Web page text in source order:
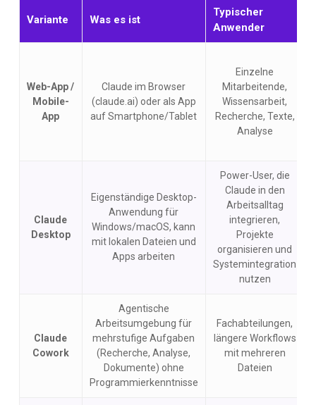
Variante Was es ist
Typischer
Anwender
Web-App /
Mobile-
App
Claude im Browser
(claude.ai) oder als App
auf Smartphone/Tablet
Einzelne
Mitarbeitende,
Wissensarbeit,
Recherche, Texte,
Analyse
Claude
Desktop
Eigenständige Desktop-
Anwendung für
Windows/macOS, kann
mit lokalen Dateien und
Apps arbeiten
Power-User, die
Claude in den
Arbeitsalltag
integrieren,
Projekte
organisieren und
Systemintegration
nutzen
Claude
Cowork
Agentische
Arbeitsumgebung für
mehrstufige Aufgaben
(Recherche, Analyse,
Dokumente) ohne
Programmierkenntnisse
Fachabteilungen,
längere Workflows
mit mehreren
Dateien